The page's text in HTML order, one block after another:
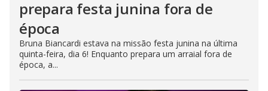
prepara festa junina fora de
época
Bruna Biancardi estava na missão festa junina na última
quinta-feira, dia 6! Enquanto prepara um arraial fora de
época, a...